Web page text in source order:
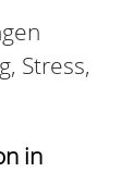
Stress,
in